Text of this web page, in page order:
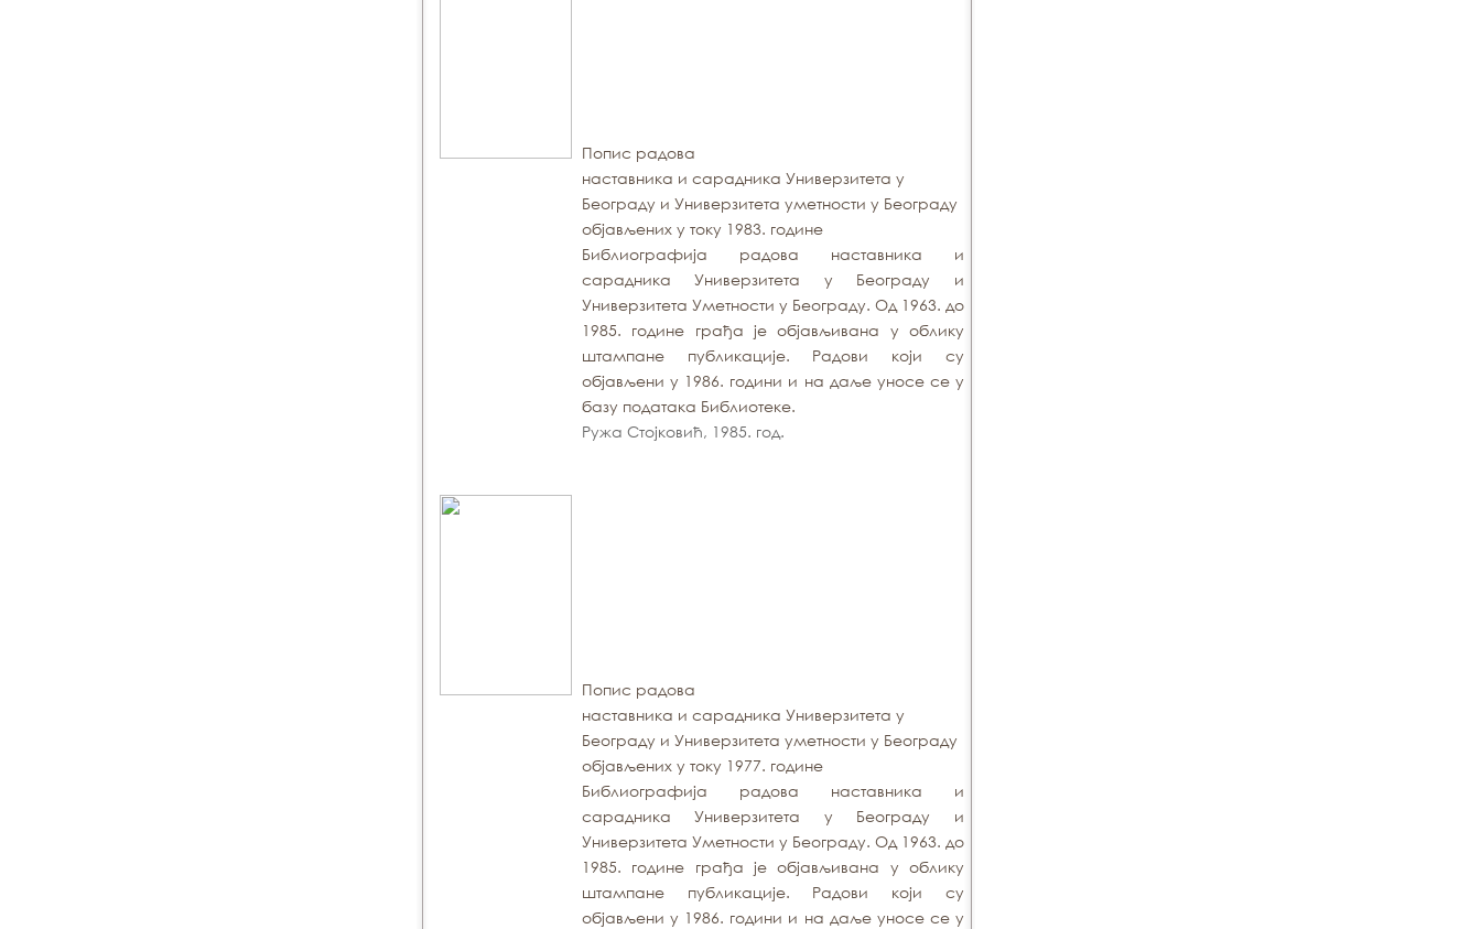
Попис радова
наставника и сарадника Универзитета у
Београду и Универзитета уметности у Београду
објављених у току 1983. године
Библиографија радова наставника и
сарадника Универзитета у Београду и
Универзитета Уметности у Београду. Од 1963. до
1985. године грађа је објављивана у облику
штампане публикације. Радови који су
објављени у 1986. години и на даље уносе се у
базу података Библиотеке.
Ружа Стојковић, 1985. год.
Попис радова
наставника и сарадника Универзитета у
Београду и Универзитета уметности у Београду
објављених у току 1977. године
Библиографија радова наставника и
сарадника Универзитета у Београду и
Универзитета Уметности у Београду. Од 1963. до
1985. године грађа је објављивана у облику
штампане публикације. Радови који су
објављени у 1986. години и на даље уносе се у